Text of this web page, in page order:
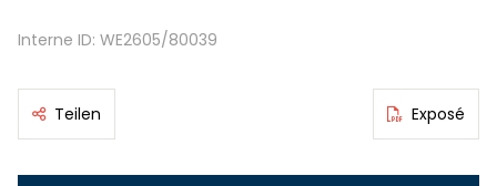
Interne ID: WE2605/80039
Teilen Exposé